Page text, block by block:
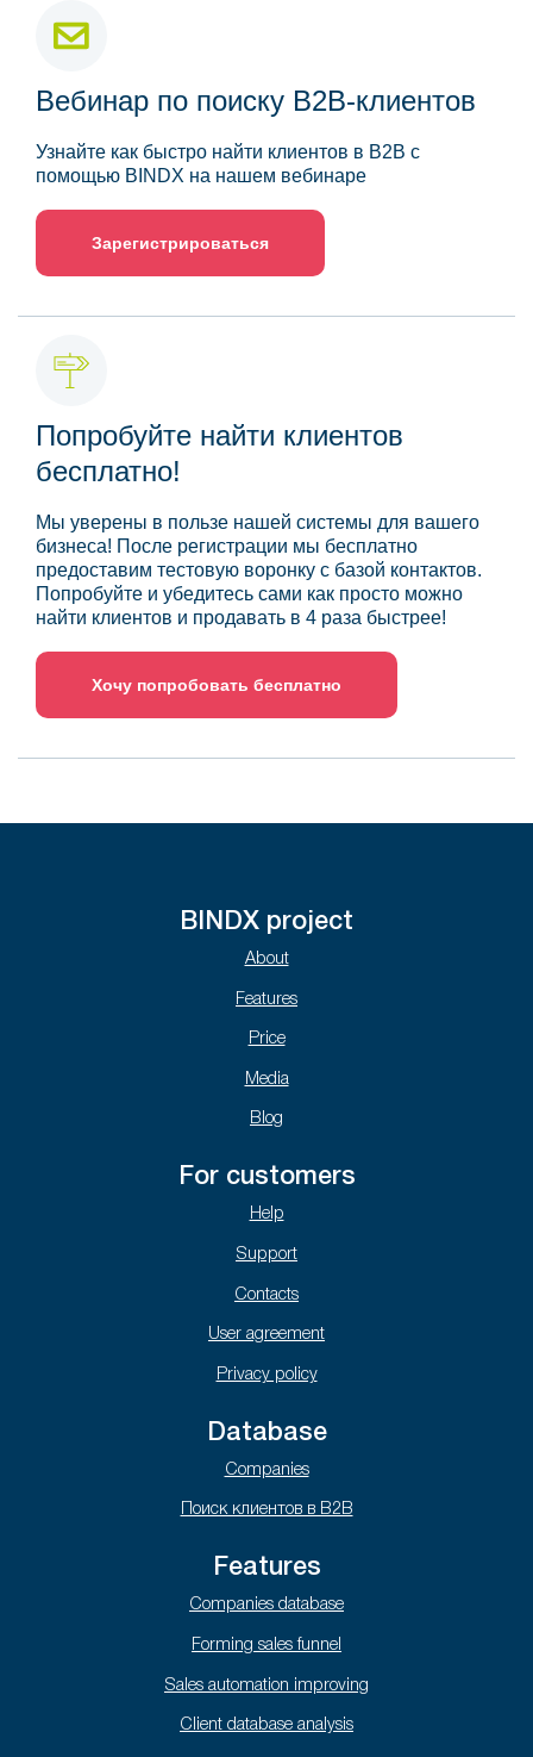
Вебинар по поиску B2B-клиентов
Узнайте как быстро найти клиентов в B2B с
помощью BINDX на нашем вебинаре
Зарегистрироваться
Попробуйте найти клиентов
бесплатно!
Мы уверены в пользе нашей системы для вашего
бизнеса! После регистрации мы бесплатно
предоставим тестовую воронку с базой контактов.
Попробуйте и убедитесь сами как просто можно
найти клиентов и продавать в 4 раза быстрее!
Хочу попробовать бесплатно
BINDX project
About
Features
Price
Media
Blog
For customers
Help
Support
Contacts
User agreement
Privacy policy
Database
Companies
Поиск клиентов в B2B
Features
Companies database
Forming sales funnel
Sales automation improving
Client database analysis